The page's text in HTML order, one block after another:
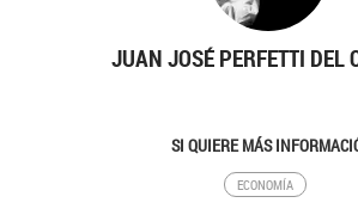
JUAN JOSÉ PERFETTI DEL
SI QUIERE MÁS
ECONOMÍA